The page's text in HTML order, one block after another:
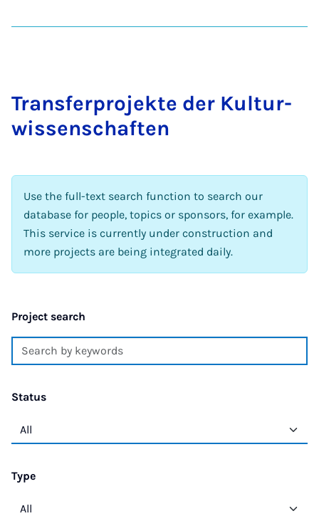
Trans­fer­pro­jekte der Kul­tur­
wis­senschaften
Use the full-text search function to search our
database for people, topics or sponsors, for example.
This service is currently under construction and
more projects are being integrated daily.
Project search
Status
Type